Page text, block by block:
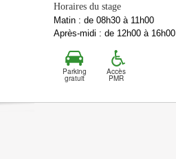
Horaires du stage
Matin : de 08h30 à 11h00
Après-midi : de 12h00 à 16h00
Parking
gratuit
Accès
PMR